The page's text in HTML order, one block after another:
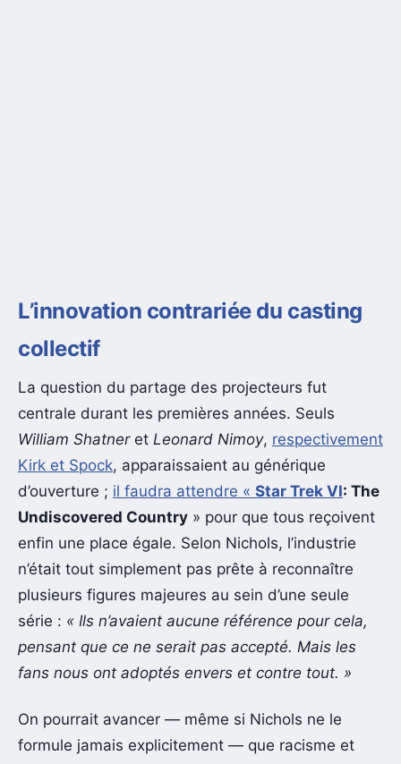
L’innovation contrariée du casting
collectif
La question du partage des projecteurs fut
centrale durant les premières années. Seuls
William Shatneret Leonard Nimoy, respectivement
Kirk et Spock, apparaissaient au générique
d’ouverture ; il faudra attendre « Star Trek VI: The
Undiscovered Country » pour que tous reçoivent
enfin une place égale. Selon Nichols, l’industrie
n’était tout simplement pas prête à reconnaître
plusieurs figures majeures au sein d’une seule
série : « Ils n’avaient aucune référence pour cela,
pensant que ce ne serait pas accepté. Mais les
fans nous ont adoptés envers et contre tout. »
On pourrait avancer — même si Nichols ne le
formule jamais explicitement — que racisme et